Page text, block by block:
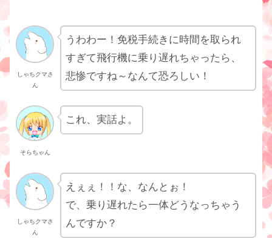
しゃちクマさ
ん
うわわー！免税手続きに時間を取られ
すぎて飛行機に乗り遅れちゃったら、
悲惨ですね～なんて恐ろしい！
そらちゃん
これ、実話よ。
しゃちクマさ
ん
えぇぇ！！な、なんとぉ！
で、乗り遅れたら一体どうなっちゃう
んですか？